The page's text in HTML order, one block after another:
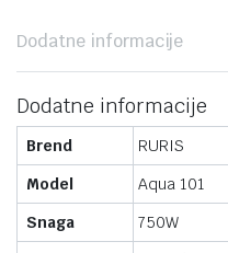
Dodatne informacije
Dodatne informacije
Brend
RURIS
Model
Aqua 101
Snaga
750W